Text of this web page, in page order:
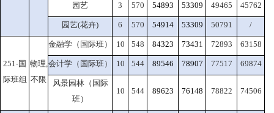
园艺 3 570 54893 53309 49465 45762
园艺(花卉) 6 570 54914 53309 50791 /
251-国
际班组
物理,
不限
金融学（国际班） 10 548 84323 73431 72893 63158
会计学（国际班） 10 544 89546 78907 77517 69874
风景园林（国际
班）
10 544 89623 76148 78822 74506